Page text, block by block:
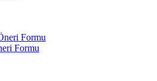
Formu
Formu